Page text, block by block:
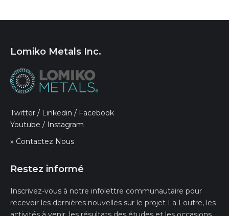
Lomiko Metals Inc.
Twitter / Linkedin / Facebook
Youtube / Instagram
» Contactez Nous
Restez informé
Inscrivez-vous à notre infolettre communautaire pour
recevoir les dernières nouvelles sur le projet La Loutre, les